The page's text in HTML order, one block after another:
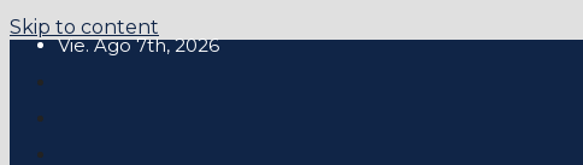
Skip to content
Vie. Ago 7th, 2026